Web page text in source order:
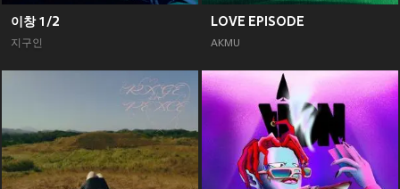
이창 1/2
지구인
LOVE EPISODE
AKMU